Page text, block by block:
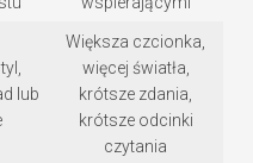
lub
Większa czcionka,
więcej światła,
krótsze zdania,
krótsze odcinki
czytania